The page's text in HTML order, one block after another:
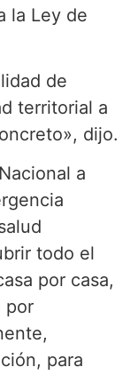
la Ley de
de
territorial a
dijo.
a
todo el
por casa,
por
para